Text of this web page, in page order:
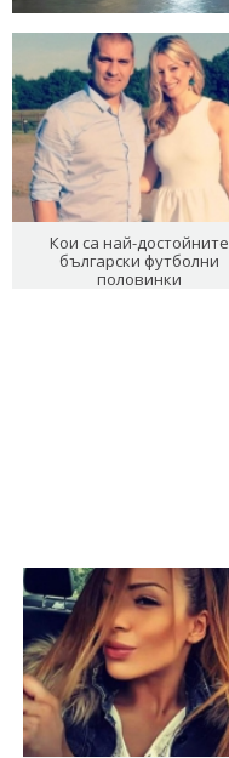
Кои са най-достойните
български футболни
половинки